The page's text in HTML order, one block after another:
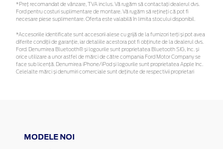
*Preţ recomandat de vânzare, TVA inclus. Vă rugăm să contactaţi dealerul dvs.
Ford pentru costuri suplimentare de montare. Vă rugăm să rețineți că pot fi
necesare piese suplimentare. Oferta este valabilă în limita stocului disponibil.
*Accesoriile identificate sunt accesorii alese cu grijă de la furnizori terți și pot avea
diferite condiții de garanție, iar detaliile acestora pot fi obținute de la dealerul dvs.
Ford. Denumirea Bluetooth® și logourile sunt proprietatea Bluetooth SIG, Inc. și
orice utilizare a unor astfel de mărci de către compania Ford Motor Company se
face sub licență. Denumirea iPhone/iPod și logourile sunt proprietatea Apple Inc.
Celelalte mărci și denumiri comerciale sunt deținute de respectivii proprietari
MODELE NOI